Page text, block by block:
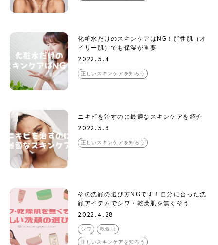
化粧水だけのスキンケアはNG！脂性肌（オ
イリー肌）でも保湿が重要
2022.5.4
正しいスキンケアを知ろう
ニキビを治すのに最適なスキンケアを紹介
2022.5.3
正しいスキンケアを知ろう
その洗顔の選び方NGです！自分に合った洗
顔アイテムでシワ・乾燥肌を無くそう
2022.4.28
シワ 乾燥肌
正しいスキンケアを知ろう